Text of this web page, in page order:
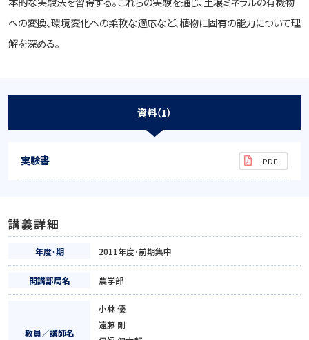
への変換、環境変化への柔軟な適応など、植物に固有の能力について理
解を深める。
資料（1）
実験書
講義詳細
年度・期 2011年度・前期集中
開講部局名 農学部
教員／講師名
小林 優
遠藤 剛